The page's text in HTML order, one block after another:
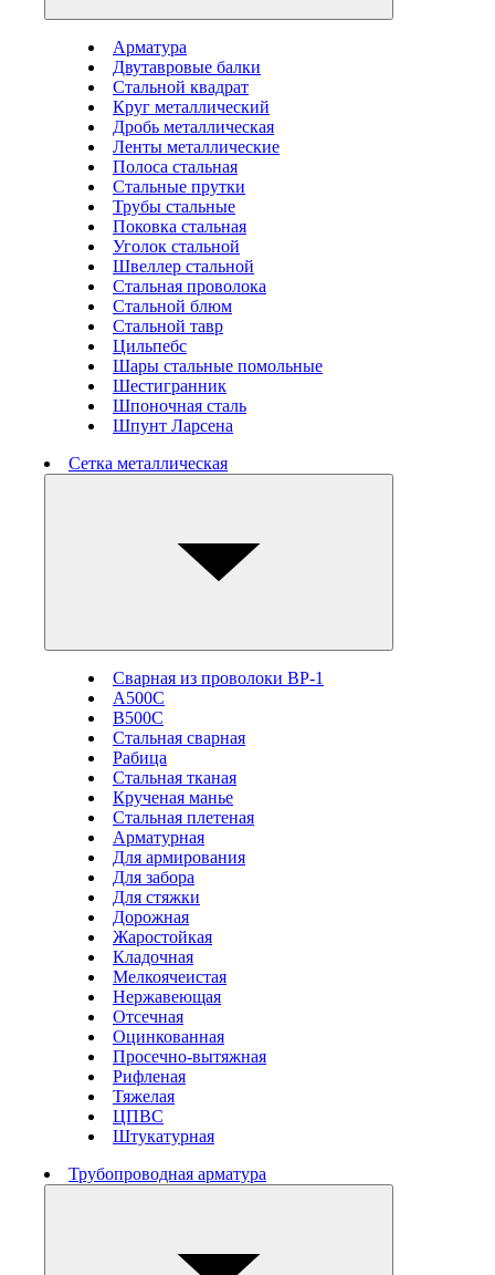
Арматура
Двутавровые балки
Стальной квадрат
Круг металлический
Дробь металлическая
Ленты металлические
Полоса стальная
Стальные прутки
Трубы стальные
Поковка стальная
Уголок стальной
Швеллер стальной
Стальная проволока
Стальной блюм
Стальной тавр
Цильпебс
Шары стальные помольные
Шестигранник
Шпоночная сталь
Шпунт Ларсена
Сетка металлическая
Сварная из проволоки ВР-1
А500С
В500С
Стальная сварная
Рабица
Стальная тканая
Крученая манье
Стальная плетеная
Арматурная
Для армирования
Для забора
Для стяжки
Дорожная
Жаростойкая
Кладочная
Мелкоячеистая
Нержавеющая
Отсечная
Оцинкованная
Просечно-вытяжная
Рифленая
Тяжелая
ЦПВС
Штукатурная
Трубопроводная арматура